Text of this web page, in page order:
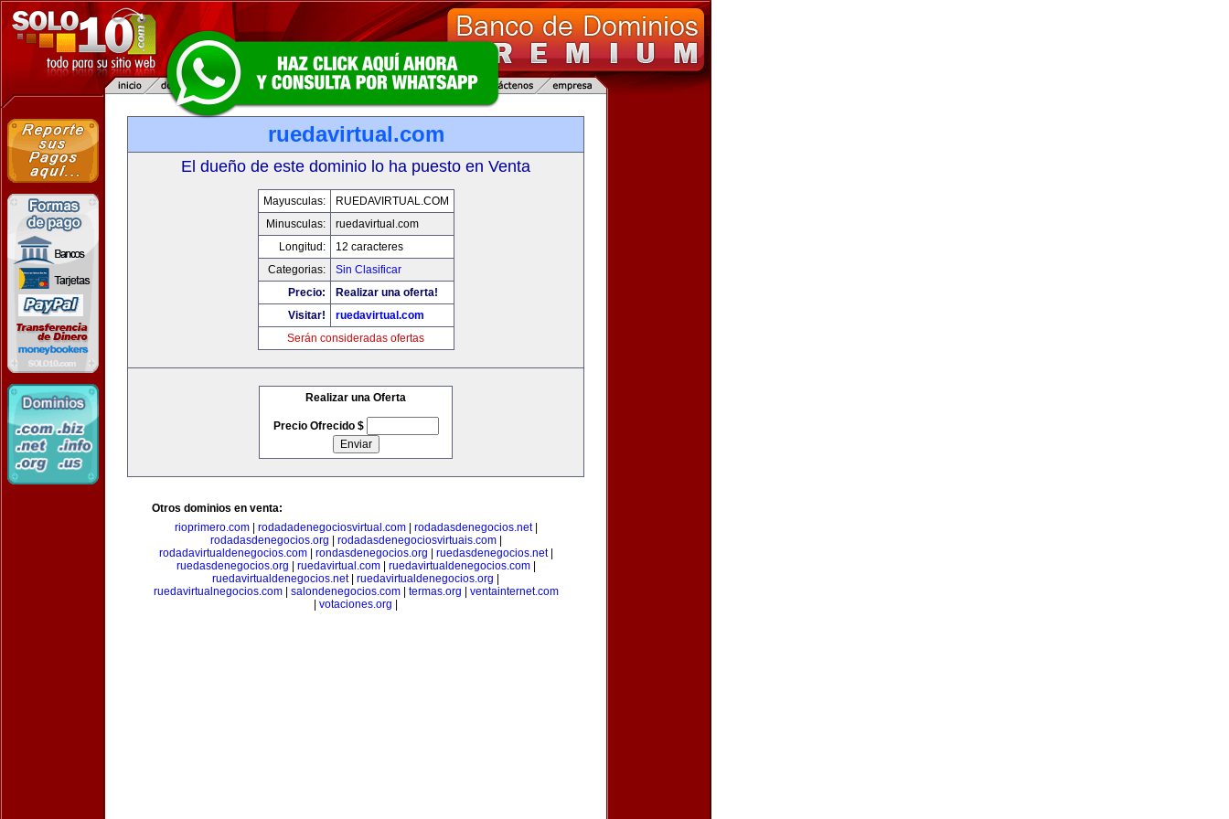
ruedavirtual.com
El dueño de este dominio lo ha puesto en Venta
Mayusculas:
RUEDAVIRTUAL.COM
Minusculas:
ruedavirtual.com
Longitud:
12 caracteres
Categorias:
Sin Clasificar
Precio:
Realizar una oferta!
Visitar!
ruedavirtual.com
Serán consideradas ofertas
Realizar una Oferta
Precio Ofrecido $
Otros dominios en venta:
rioprimero.com| rodadadenegociosvirtual.com| rodadasdenegocios.net|
rodadasdenegocios.org
rodadasdenegociosvirtuais.com|
rodadavirtualdenegocios.com| rondasdenegocios.org ruedasdenegocios.net|
ruedasdenegocios.org
ruedavirtual.com| ruedavirtualdenegocios.com|
ruedavirtualdenegocios.net| ruedavirtualdenegocios.org
ruedavirtualnegocios.com| salondenegocios.com| termas.org
ventainternet.com
votaciones.org